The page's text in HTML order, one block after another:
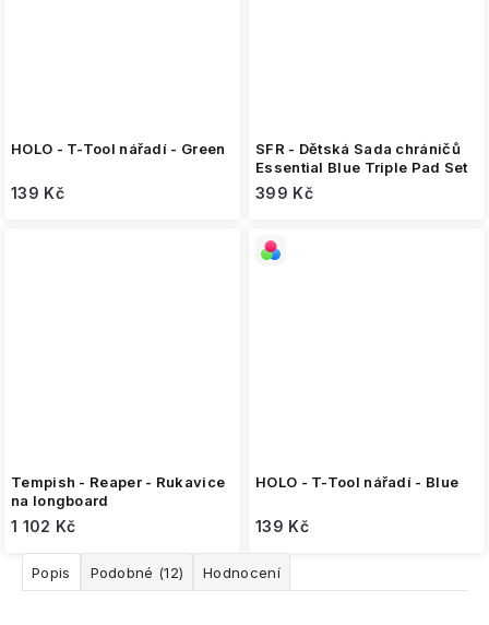
HOLO - T-Tool nářadí - Green
139 Kč
SFR - Dětská Sada chráničů
Essential Blue Triple Pad Set
399 Kč
Tempish - Reaper - Rukavice
na longboard
1 102 Kč
HOLO - T-Tool nářadí - Blue
139 Kč
Popis Podobné (12) Hodnocení